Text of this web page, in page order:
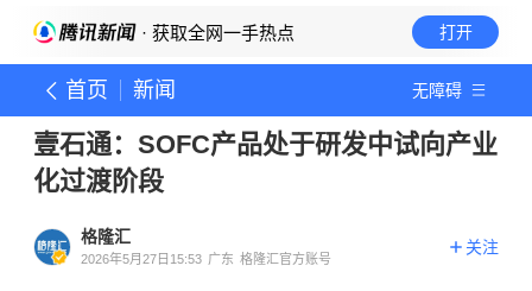
· 获取全网一手热点 打开
首页 新闻 无障碍
壹石通：SOFC产品处于研发中试向产业
化过渡阶段
格隆汇
2026年5月27日15:53 广东 格隆汇官方账号
关注